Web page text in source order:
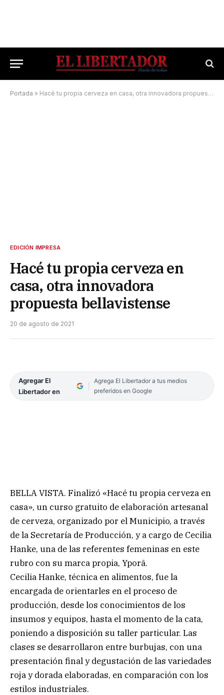
Portada » Hacé tu propia cerveza en casa, otra innovadora propuesta bellavistense
EDICIÓN IMPRESA
Hacé tu propia cerveza en
casa, otra innovadora
propuesta bellavistense
20 de agosto de 2021
Agregar El
Libertador en
Agrega El Libertador a tus medios
preferidos en Google
BELLA VISTA. Finalizó «Hacé tu propia cerveza en
casa», un curso gratuito de elaboración artesanal
de cerveza, organizado por el Municipio, a través
de la Secretaría de Producción, y a cargo de Cecilia
Hanke, una de las referentes femeninas en este
rubro con su marca propia, Yporã.
Cecilia Hanke, técnica en alimentos, fue la
encargada de orientarles en el proceso de
producción, desde los conocimientos de los
insumos y equipos, hasta el momento de la cata,
poniendo a disposición su taller particular. Las
clases se desarrollaron entre burbujas, con una
presentación final y degustación de las variedades
roja y dorada elaboradas, en comparación con los
estilos industriales.